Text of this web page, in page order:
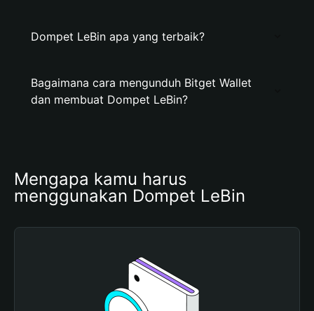
Dompet LeBin apa yang terbaik?
Bagaimana cara mengunduh Bitget Wallet
dan membuat Dompet LeBin?
Mengapa kamu harus
menggunakan Dompet LeBin